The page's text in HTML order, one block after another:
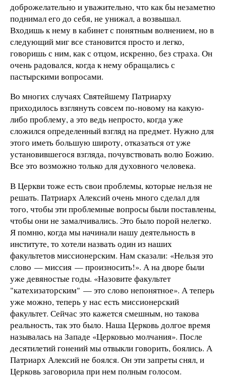
доброжелательно и уважительно, что как бы незаметно
поднимал его до себя, не унижал, а возвышал.
Входишь к нему в кабинет с понятным волнением, но в
следующий миг все становится просто и легко,
говоришь с ним, как с отцом, искренно, без страха. Он
очень радовался, когда к нему обращались с
пастырскими вопросами.
Во многих случаях Святейшему Патриарху
приходилось взглянуть совсем по-новому на какую-
либо проблему, а это ведь непросто, когда уже
сложился определенный взгляд на предмет. Нужно для
этого иметь большую широту, отказаться от уже
установившегося взгляда, почувствовать волю Божию.
Все это возможно только для духовного человека.
В Церкви тоже есть свои проблемы, которые нельзя не
решать. Патриарх Алексий очень много сделал для
того, чтобы эти проблемные вопросы были поставлены,
чтобы они не замалчивались. Это было порой нелегко.
Я помню, когда мы начинали нашу деятельность в
институте, то хотели назвать один из наших
факультетов миссионерским. Нам сказали: «Нельзя это
слово — миссия — произносить!». А на дворе были
уже девяностые годы. «Назовите факультет
"катехизаторским" — это слово непонятное». А теперь
уже можно, теперь у нас есть миссионерский
факультет. Сейчас это кажется смешным, но такова
реальность, так это было. Наша Церковь долгое время
называлась на Западе «Церковью молчания». После
десятилетий гонений мы отвыкли говорить, боялись. А
Патриарх Алексий не боялся. Он эти запреты снял, и
Церковь заговорила при нем полным голосом.